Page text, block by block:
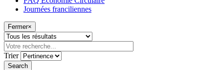
Journées franciliennes
Fermer×
Trier